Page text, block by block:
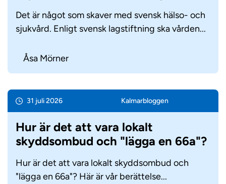
Det är något som skaver med svensk hälso- och
sjukvård. Enligt svensk lagstiftning ska vården...
Åsa Mörner
31 juli 2026 Kalmar­bloggen
Hur är det att vara lokalt
skyddsombud och "lägga en 66a"?
Hur är det att vara lokalt skyddsombud och
"lägga en 66a"? Här är vår berättelse...